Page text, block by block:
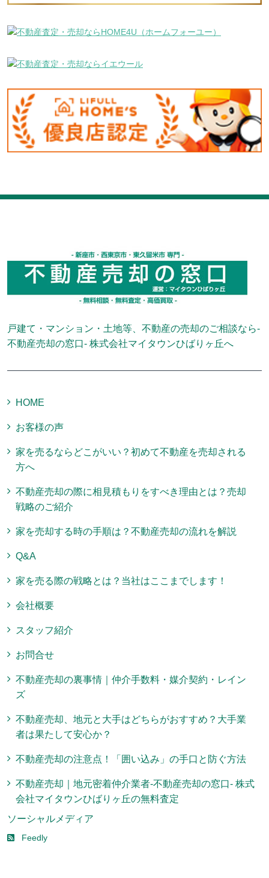
戸建て・マンション・土地等、不動産の売却のご相談なら-
不動産売却の窓口- 株式会社マイタウンひばりヶ丘へ
HOME
お客様の声
家を売るならどこがいい？初めて不動産を売却される
方へ
不動産売却の際に相見積もりをすべき理由とは？売却
戦略のご紹介
家を売却する時の手順は？不動産売却の流れを解説
Q&A
家を売る際の戦略とは？当社はここまでします！
会社概要
スタッフ紹介
お問合せ
不動産売却の裏事情｜仲介手数料・媒介契約・レイン
ズ
不動産売却、地元と大手はどちらがおすすめ？大手業
者は果たして安心か？
不動産売却の注意点！「囲い込み」の手口と防ぐ方法
不動産売却｜地元密着仲介業者-不動産売却の窓口- 株式
会社マイタウンひばりヶ丘の無料査定
ソーシャルメディア
Feedly